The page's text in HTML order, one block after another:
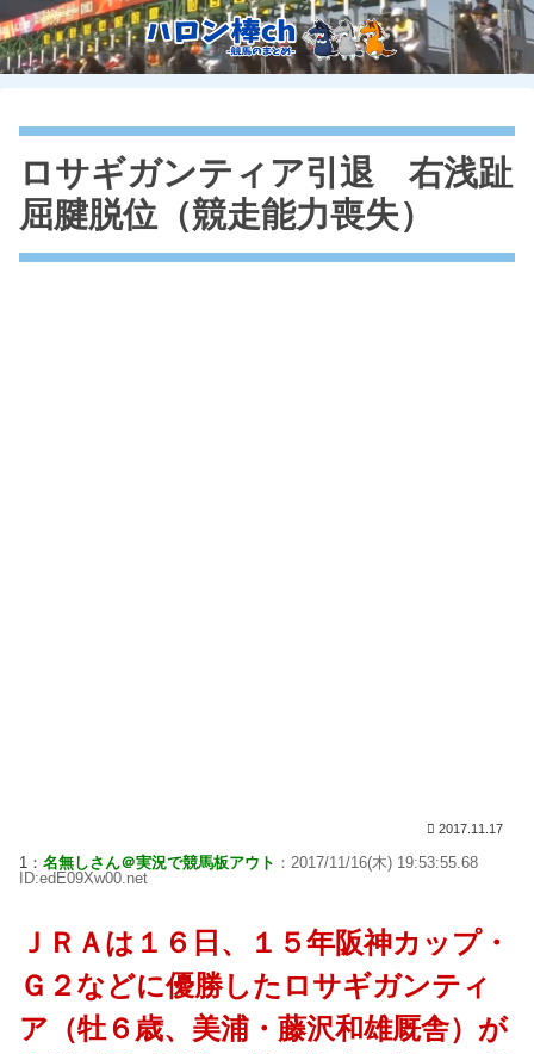
ロサギガンティア引退 右浅趾
屈腱脱位（競走能力喪失）
2017.11.17
1： 名無しさん＠実況で競馬板アウト ：2017/11/16(木) 19:53:55.68
ID:edE09Xw00.net
ＪＲＡは１６日、１５年阪神カップ・
Ｇ２などに優勝したロサギガンティ
ア（牡６歳、美浦・藤沢和雄厩舎）が